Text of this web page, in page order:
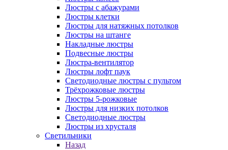
Люстры с абажурами
Люстры клетки
Люстры для натяжных потолков
Люстры на штанге
Накладные люстры
Подвесные люстры
Люстра-вентилятор
Люстры лофт паук
Светодиодные люстры с пультом
Трёхрожковые люстры
Люстры 5-рожковые
Люстры для низких потолков
Cветодиодные люстры
Люстры из хрусталя
Светильники
Назад